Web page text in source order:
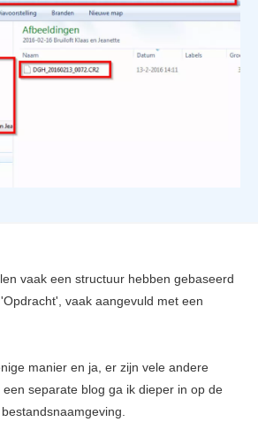
vaak een structuur hebben gebaseerd
vaak aangevuld met een
manier en ja, er zijn vele andere
separate blog ga ik dieper in op de